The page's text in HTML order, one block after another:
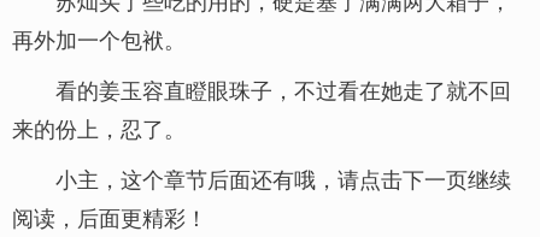
再外加一个包袱。
看的姜玉容直瞪眼珠子，不过看在她走了就不回
来的份上，忍了。
小主，这个章节后面还有哦，请点击下一页继续
阅读，后面更精彩！